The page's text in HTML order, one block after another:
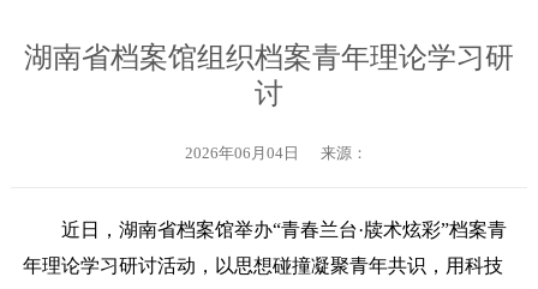
湖南省档案馆组织档案青年理论学习研
讨
2026年06月04日 来源：
近日，湖南省档案馆举办“青春兰台·牍术炫彩”档案青
年理论学习研讨活动，以思想碰撞凝聚青年共识，用科技